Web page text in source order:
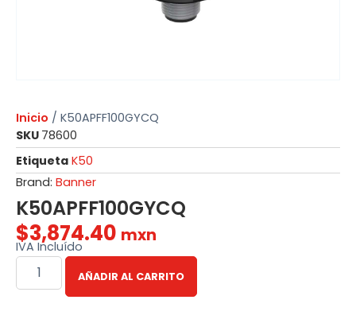
Inicio / K50APFF100GYCQ
SKU 78600
Etiqueta K50
Brand: Banner
K50APFF100GYCQ
$3,874.40 mxn
IVA Incluído
AÑADIR AL CARRITO